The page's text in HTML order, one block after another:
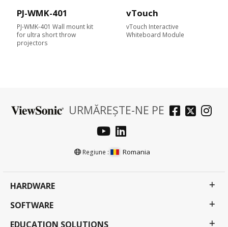
PJ-WMK-401
PJ-WMK-401 Wall mount kit
for ultra short throw
projectors
vTouch
vTouch Interactive
Whiteboard Module
URMĂREȘTE-NE PE
Regiune : Romania
HARDWARE
SOFTWARE
EDUCATION SOLUTIONS